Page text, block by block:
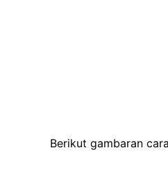
Berikut gambaran